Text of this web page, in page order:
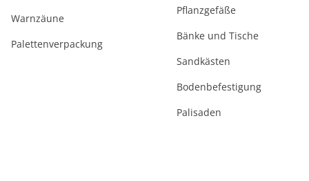
Warnzäune
Palettenverpackung
Pflanzgefäße
Bänke und Tische
Sandkästen
Bodenbefestigung
Palisaden